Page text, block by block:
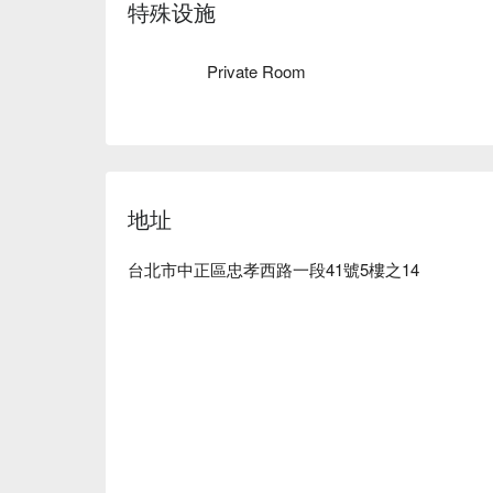
夠讓自己得到完全放鬆和療癒的地方。
特殊设施
Private Room
地址
台北市中正區忠孝西路一段41號5樓之14